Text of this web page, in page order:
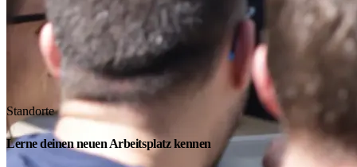
Standorte
Lerne deinen neuen Arbeitsplatz kennen